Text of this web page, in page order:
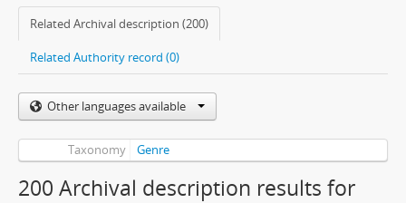
Related Archival description (200)
Related Authority record (0)
Other languages available
Taxonomy Genre
200 Archival description results for